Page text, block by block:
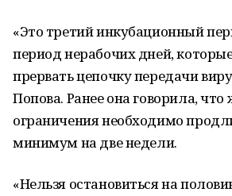
«Это третий инкубационный
период нерабочих дней,
прервать цепочку передачи
Попова. Ранее она говорила, что
ограничения необходимо
минимум на две недели.
«Нельзя остановиться на